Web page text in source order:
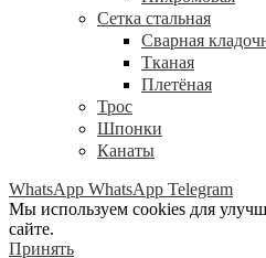
Сетка стальная
Сварная
Тканая
Плетёная
Трос
Шпонки
Канаты
WhatsApp WhatsApp Telegram
Мы используем cookies для
сайте.
Принять